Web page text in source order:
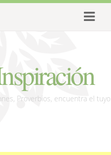
Proverbios, encuentra el tuyo